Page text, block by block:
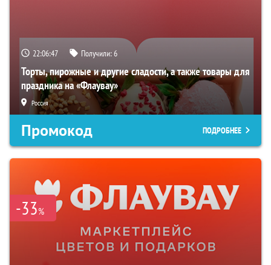
22:06:46 Получили:6
Торты, пирожные и другие сладости, а также товары для
праздника на «Флаувау»
Россия
Промокод ПОДРОБНЕЕ
-33%